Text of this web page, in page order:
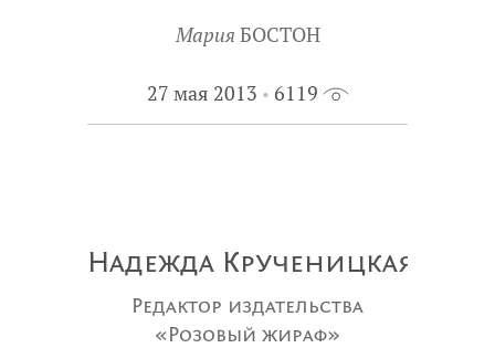
Мария БОСТОН
27 мая 2013 6119
Надежда Крученицкая
Редактор издательства
«Розовый жираф»